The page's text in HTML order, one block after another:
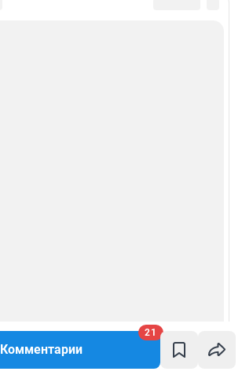
Комментарии
21